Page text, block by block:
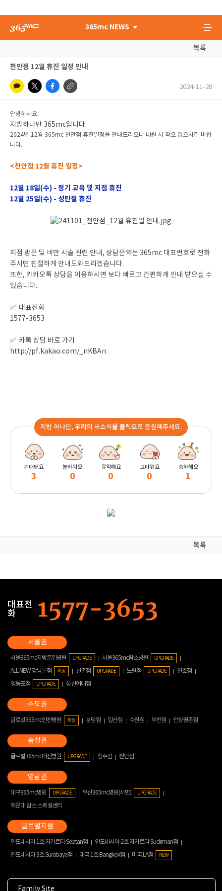
365mc NEWS
목록
천안점 12월 휴진 일정 안내
2024-11-28
안녕하세요.
지방하나만 365mc입니다.
2024년 12월 365mc 천안점 휴진일정을 안내드리오니 내원 시 착오 없으시길 바랍
니다.
<천안점 12월 휴진 일정>
12월 18일(수) - 정기 교육 및 지점 휴진
12월 25일(수) - 성탄절 휴진
지점 방문 및 비만 시술 관련 안내, 상담문의는 365mc 대표번호로 전화
주시면 친절하게 안내도와드리겠습니다.
또한, 카카오톡 상담을 이용하시면 보다 빠르고 간편하게 안내 받으실 수
있습니다.
✅ 대표전화
1577-3653
✅ 카톡 상담 바로 가기
http://pf.kakao.com/_nKBAn
지방 하나만, 우리의 새소식을 클릭으로 응원해주세요.
기대돼요
3
놀라워요
0
유익해요
0
고마워요
0
축하해요
1
목록
대표전
화
서울365mc지방흡입병원 UPGRADE 서울365mc람스병원 UPGRADE
ALL NEW 강남본점 확장 신촌점 UPGRADE 노원점 UPGRADE
천호점
영등포점
UPGRADE 성신여대점
글로벌365mc인천병원 확장 분당점 일산점 수원점 부천점 안양평촌점
글로벌365mc대전병원 UPGRADE 청주점 천안점
대구365mc병원 UPGRADE 부산365mc병원(서면) UPGRADE
해운대 람스 스페셜센터
인도네시아 1호 자카르타 Selatan점
인도네시아 2호 자카르타 Sudirman점
인도네시아 3호 Surabaya점
태국 1호 Bangkok점 미국 LA점 NEW
Family Site